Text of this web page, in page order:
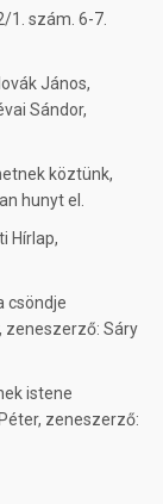
1. szám. 6-7.
János,
Sándor,
köztünk,
hunyt el.
Hírlap,
csöndje
zeneszerző: Sáry
istene
zeneszerző: